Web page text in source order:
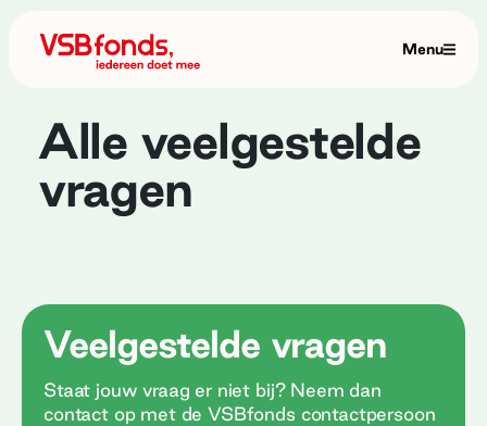
Menu
Alle veelgestelde
vragen
Veelgestelde vragen
Staat jouw vraag er niet bij? Neem dan
contact op met de VSBfonds contactpersoon